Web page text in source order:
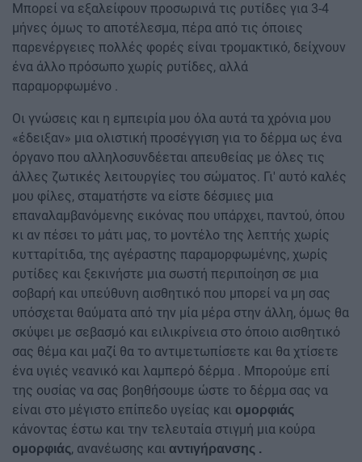
Μπορεί να εξαλείφουν προσωρινά τις ρυτίδες για 3-4
μήνες όμως το αποτέλεσμα, πέρα από τις όποιες
παρενέργειες πολλές φορές είναι τρομακτικό, δείχνουν
ένα άλλο πρόσωπο χωρίς ρυτίδες, αλλά
παραμορφωμένο .
Οι γνώσεις και η εμπειρία μου όλα αυτά τα χρόνια μου
«έδειξαν» μια ολιστική προσέγγιση για το δέρμα ως ένα
όργανο που αλληλοσυνδέεται απευθείας με όλες τις
άλλες ζωτικές λειτουργίες του σώματος. Γι' αυτό καλές
μου φίλες, σταματήστε να είστε δέσμιες μια
επαναλαμβανόμενης εικόνας που υπάρχει, παντού, όπου
κι αν πέσει το μάτι μας, το μοντέλο της λεπτής χωρίς
κυτταρίτιδα, της αγέραστης παραμορφωμένης, χωρίς
ρυτίδες και ξεκινήστε μια σωστή περιποίηση σε μια
σοβαρή και υπεύθυνη αισθητικό που μπορεί να μη σας
υπόσχεται θαύματα από την μία μέρα στην άλλη, όμως θα
σκύψει με σεβασμό και ειλικρίνεια στο όποιο αισθητικό
σας θέμα και μαζί θα το αντιμετωπίσετε και θα χτίσετε
ένα υγιές νεανικό και λαμπερό δέρμα . Μπορούμε επί
της ουσίας να σας βοηθήσουμε ώστε το δέρμα σας να
είναι στο μέγιστο επίπεδο υγείας και ομορφιάς
κάνοντας έστω και την τελευταία στιγμή μια κούρα
ομορφιάς, ανανέωσης και αντιγήρανσης .